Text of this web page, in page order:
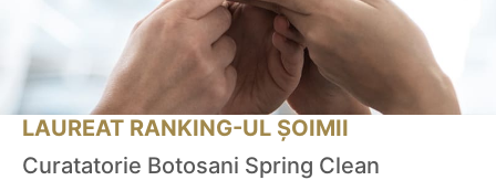
LAUREAT RANKING-UL ȘOIMII
Curatatorie Botosani Spring Clean